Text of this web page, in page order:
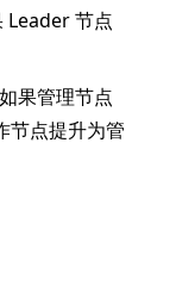
Leader 节点
果管理节点
节点提升为管